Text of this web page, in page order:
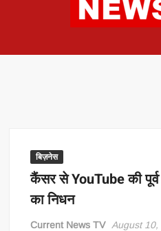
बिज़नेस
कैंसर से YouTube की
का निधन
Current News TV August 10,